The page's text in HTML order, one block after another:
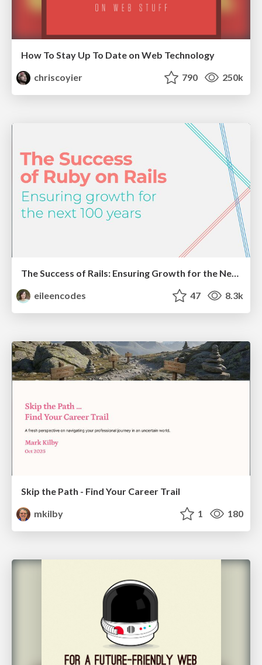
How To Stay Up To Date on Web Technology
chriscoyier
790 250k
The Success of Rails: Ensuring Growth for the Next 100 Years
eileencodes
47 8.3k
Skip the Path - Find Your Career Trail
mkilby
1 180